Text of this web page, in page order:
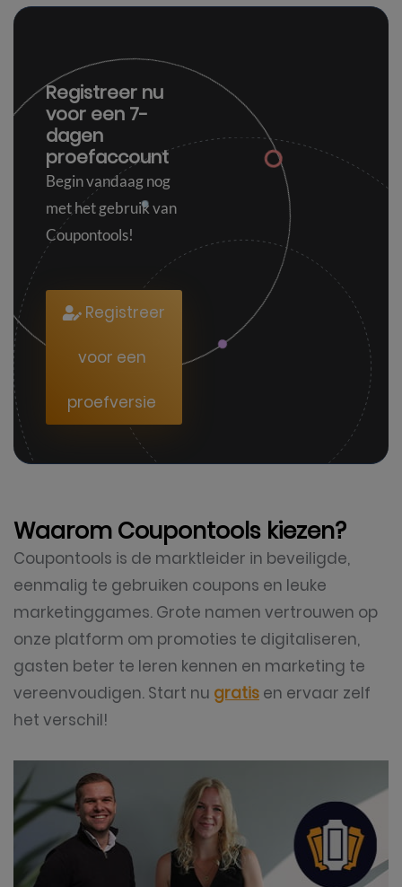
Registreer nu
voor een 7-
dagen
proefaccount
Begin vandaag nog
met het gebruik van
Coupontools!
Registreer
voor een
proefversie
Waarom Coupontools kiezen?
Coupontools is de marktleider in beveiligde,
eenmalig te gebruiken coupons en leuke
marketinggames. Grote namen vertrouwen op
onze platform om promoties te digitaliseren,
gasten beter te leren kennen en marketing te
vereenvoudigen. Start nu gratis en ervaar zelf
het verschil!